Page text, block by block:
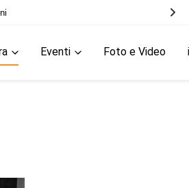
Eventi Foto e Video